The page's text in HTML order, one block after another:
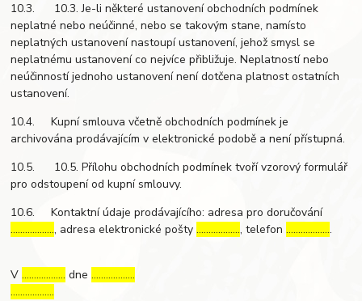
10.3. 10.3. Je-li některé ustanovení obchodních podmínek
neplatné nebo neúčinné, nebo se takovým stane, namísto
neplatných ustanovení nastoupí ustanovení, jehož smysl se
neplatnému ustanovení co nejvíce přibližuje. Neplatností nebo
neúčinností jednoho ustanovení není dotčena platnost ostatních
ustanovení.
10.4. Kupní smlouva včetně obchodních podmínek je
archivována prodávajícím v elektronické podobě a není přístupná.
10.5. 10.5. Přílohu obchodních podmínek tvoří vzorový formulář
pro odstoupení od kupní smlouvy.
10.6. Kontaktní údaje prodávajícího: adresa pro doručování
………………, adresa elektronické pošty………………, telefon……………….
V……………… dne………………
………………